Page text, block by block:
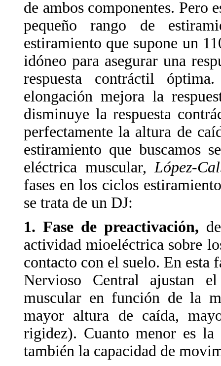
de ambos componentes. Pero
pequeño rango de
estiramiento que supone un
idóneo para asegurar una
respuesta contráctil
elongación mejora la
disminuye la respuesta
perfectamente la altura de
estiramiento que buscamos
eléctrica muscular, López-
fases en los ciclos
se trata de un DJ:
1. Fase de preactivación,
actividad mioeléctrica sobre
contacto con el suelo. En esta
Nervioso Central ajustan
muscular en función de la
mayor altura de caída,
rigidez). Cuanto menor es
también la capacidad de